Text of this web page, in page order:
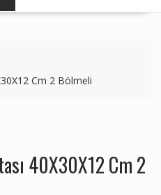
Cm 2 Bölmeli
40X30X12 Cm 2